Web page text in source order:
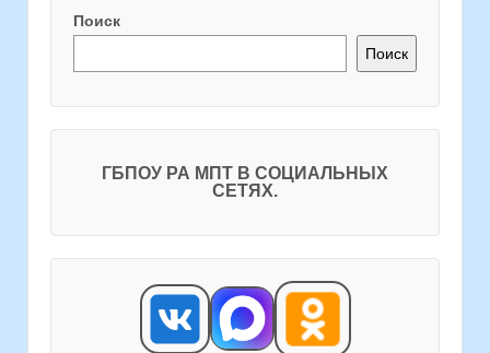
Поиск
Поиск
ГБПОУ РА МПТ В СОЦИАЛЬНЫХ
СЕТЯХ.